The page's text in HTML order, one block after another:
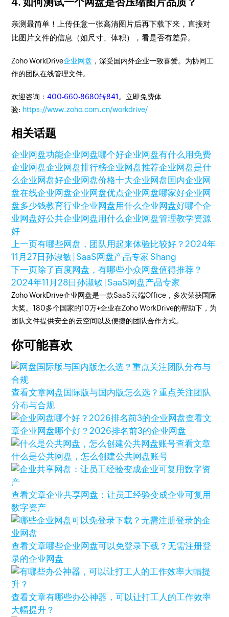
亲测最简单！上传任意一张高清图片后再下载下来，直接对
比图片文件的信息（如尺寸、体积），看是否有差异。
Zoho WorkDrive企业网盘 ，深受国内外企业一致喜爱。为协同工
作的团队在线管理文件。
欢迎咨询：400-660-8680转841 。立即免费体
验: https://www.zoho.com.cn/workdrive/
相关话题
企业网盘功能企业网盘哪个好企业网盘有什么用免费
企业网盘企业网盘排行榜企业网盘推荐企业网盘是什
么企业网盘好企业网盘价格十大企业网盘国内企业网
盘在线企业网盘企业网盘优点企业网盘哪家好企业网
盘多少钱教育行业企业网盘用什么企业网盘好哪个企
业网盘好公共企业网盘用什么企业网盘管理教学资源
好
上一页有哪些网盘，团队用起来体验比较好？2024年
11月27日孙淑敏 | SaaS网盘产品专家 Shang
下一页除了百度网盘，有哪些小众网盘值得推荐？
2024年11月28日孙淑敏 | SaaS网盘产品专家
Zoho WorkDrive企业网盘是一款SaaS云端Office，多次荣获国际
大奖。180多个国家的10万+企业在Zoho WorkDrive的帮助下，为
团队文件提供安全的云空间以及便捷的团队合作方式。
你可能喜欢
查看文章网盘国际版与国内版怎么选？重点关注团队
分布与合规
查看文
章企业网盘哪个好？2026排名前3的企业网盘
查看文章
什么是公共网盘，怎么创建公共网盘账号
查看文章企业共享网盘：让员工经验变成企业可复用
数字资产
查看文章哪些企业网盘可以免登录下载？无需注册登
录的企业网盘
查看文章有哪些办公神器，可以让打工人的工作效率
大幅提升？